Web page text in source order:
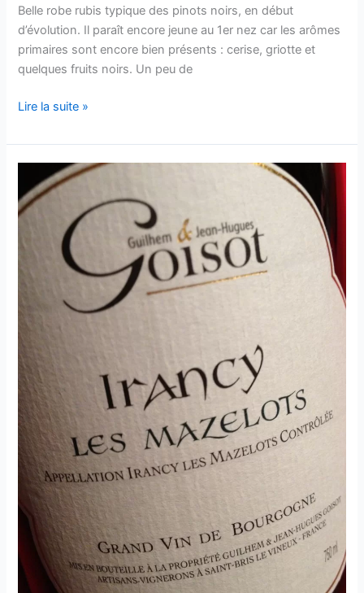
Belle robe rubis typique des pinots noirs, en début
d’évolution. Il paraît encore jeune au 1er nez car les arômes
primaires sont encore bien présents : cerise, griotte et
quelques fruits noirs. Un peu de
Bourgogne
d’Auxerre
–
Corps
de
Garde
–
Domaine
Goisot
–
2008
Lire la suite »